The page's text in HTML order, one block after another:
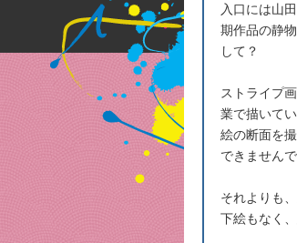
入口には山
期作品の静
して？
ストライプ
業で描いて
絵の断面を
できませんで
それよりも
下絵もなく